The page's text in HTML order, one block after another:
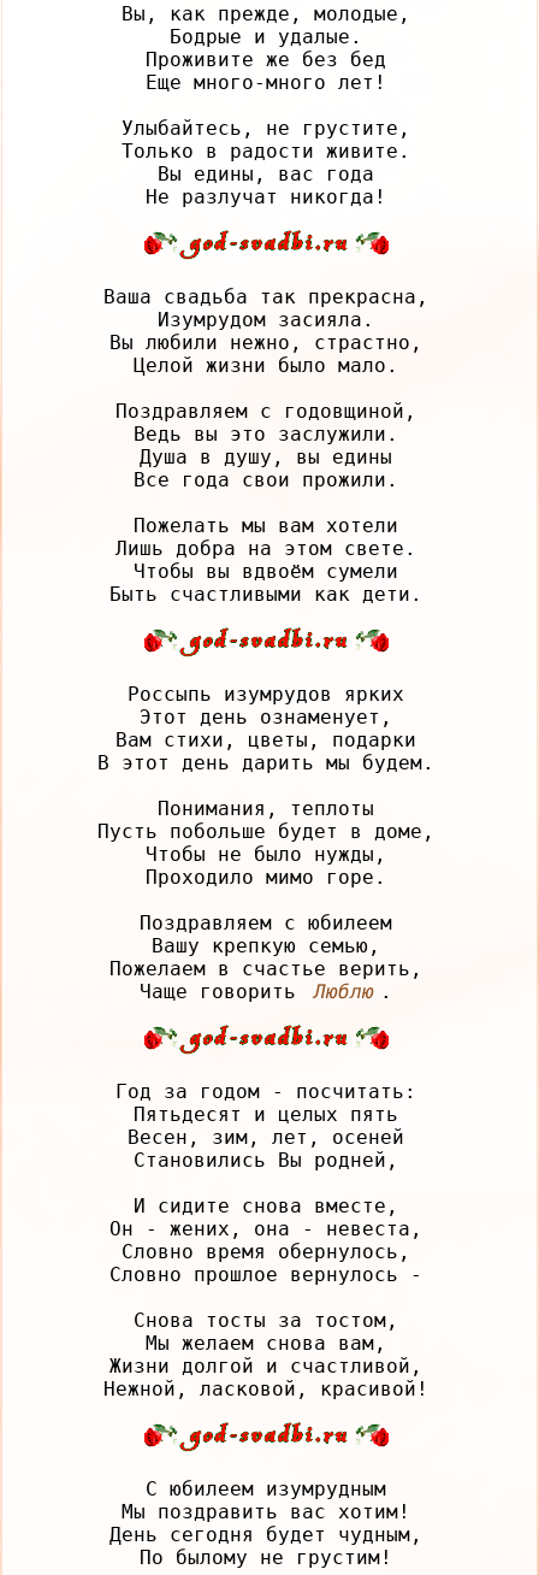
Вы, как прежде, молодые,
Бодрые и удалые.
Проживите же без бед
Еще много-много лет!
Улыбайтесь, не грустите,
Только в радости живите.
Вы едины, вас года
Ваша свадьба так прекрасна,
Изумрудом засияла.
Вы любили нежно, страстно,
Целой жизни было мало.
Поздравляем с годовщиной,
Ведь вы это заслужили.
Душа в душу, вы едины
Все года свои прожили.
Пожелать мы вам хотели
Лишь добра на этом свете.
Чтобы вы вдвоём сумели
Россыпь изумрудов ярких
Этот день ознаменует,
Вам стихи, цветы, подарки
В этот день дарить мы будем.
Понимания, теплоты
Пусть побольше будет в доме,
Чтобы не было нужды,
Проходило мимо горе.
Поздравляем с юбилеем
Вашу крепкую семью,
Пожелаем в счастье верить,
Чаще говорить
Люблю
Год за годом - посчитать:
Пятьдесят и целых пять
Весен, зим, лет, осеней
Становились Вы родней,
И сидите снова вместе,
Он - жених, она - невеста,
Словно время обернулось,
Словно прошлое вернулось -
Снова тосты за тостом,
Мы желаем снова вам,
Жизни долгой и счастливой,
С юбилеем изумрудным
Мы поздравить вас хотим!
День сегодня будет чудным,
По былому не грустим!